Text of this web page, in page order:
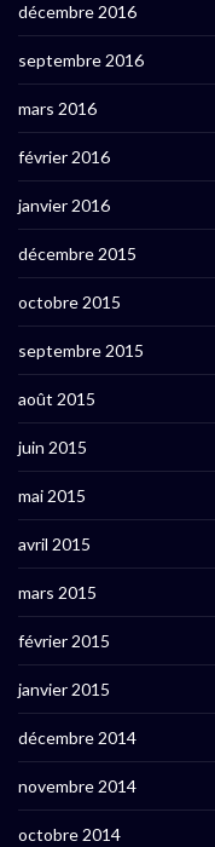
décembre 2016
septembre 2016
mars 2016
février 2016
janvier 2016
décembre 2015
octobre 2015
septembre 2015
août 2015
juin 2015
mai 2015
avril 2015
mars 2015
février 2015
janvier 2015
décembre 2014
novembre 2014
octobre 2014